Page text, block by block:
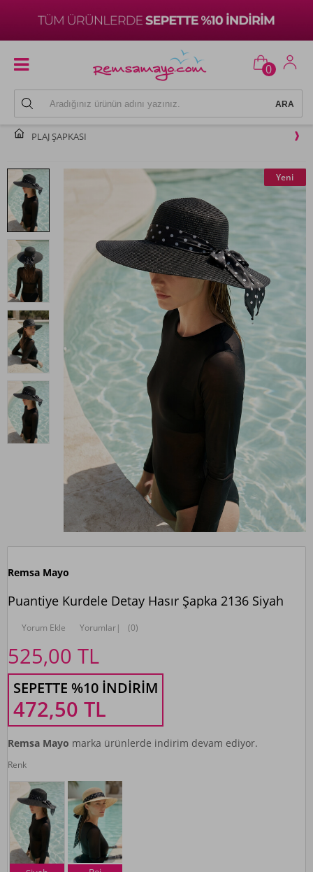
0
PLAJ ŞAPKASI
Yeni
Remsa Mayo
Puantiye Kurdele Detay Hasır Şapka 2136 Siyah
Yorum Ekle Yorumlar| (0)
525,00 TL
SEPETTE %10 İNDIRIM
472,50 TL
Remsa Mayo marka ürünlerde indirim devam ediyor.
Renk